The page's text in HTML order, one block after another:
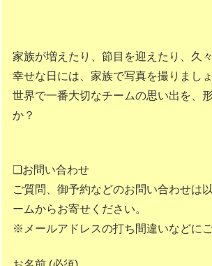
家族が増えたり、節目を迎えたり、久
幸せな日には、家族で写真を撮りましょ
世界で一番大切なチームの思い出を、
か？
❏お問い合わせ
ご質問、御予約などのお問い合わせは
ームからお寄せください。
※メールアドレスの打ち間違いなどにご